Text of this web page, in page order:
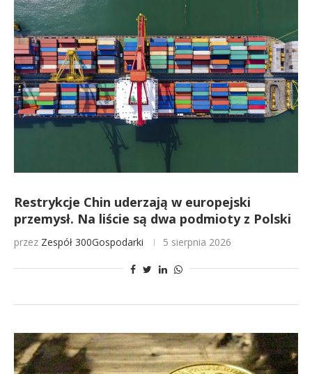
Restrykcje Chin uderzają w europejski
przemysł. Na liście są dwa podmioty z Polski
przez Zespół 300Gospodarki 5 sierpnia 2026